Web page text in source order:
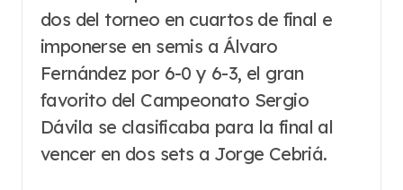
dos del torneo en cuartos de final e
imponerse en semis a Álvaro
Fernández por 6-0 y 6-3, el gran
favorito del Campeonato Sergio
Dávila se clasificaba para la final al
vencer en dos sets a Jorge Cebriá.